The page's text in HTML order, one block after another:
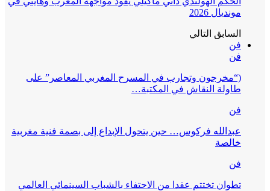
مونديال 2026
السابق التالي
فن
فن
(“مخرجون وتجارب في المسرح المغربي المعاصر” على
طاولة النقاش في المكتبة…
فن
عبدالله فركوس… حين يتحول الإبداع إلى بصمة فنية مغربية
خالصة
فن
تطوان تختتم عقدا من الاحتفاء بالشباب السينمائي العالمي